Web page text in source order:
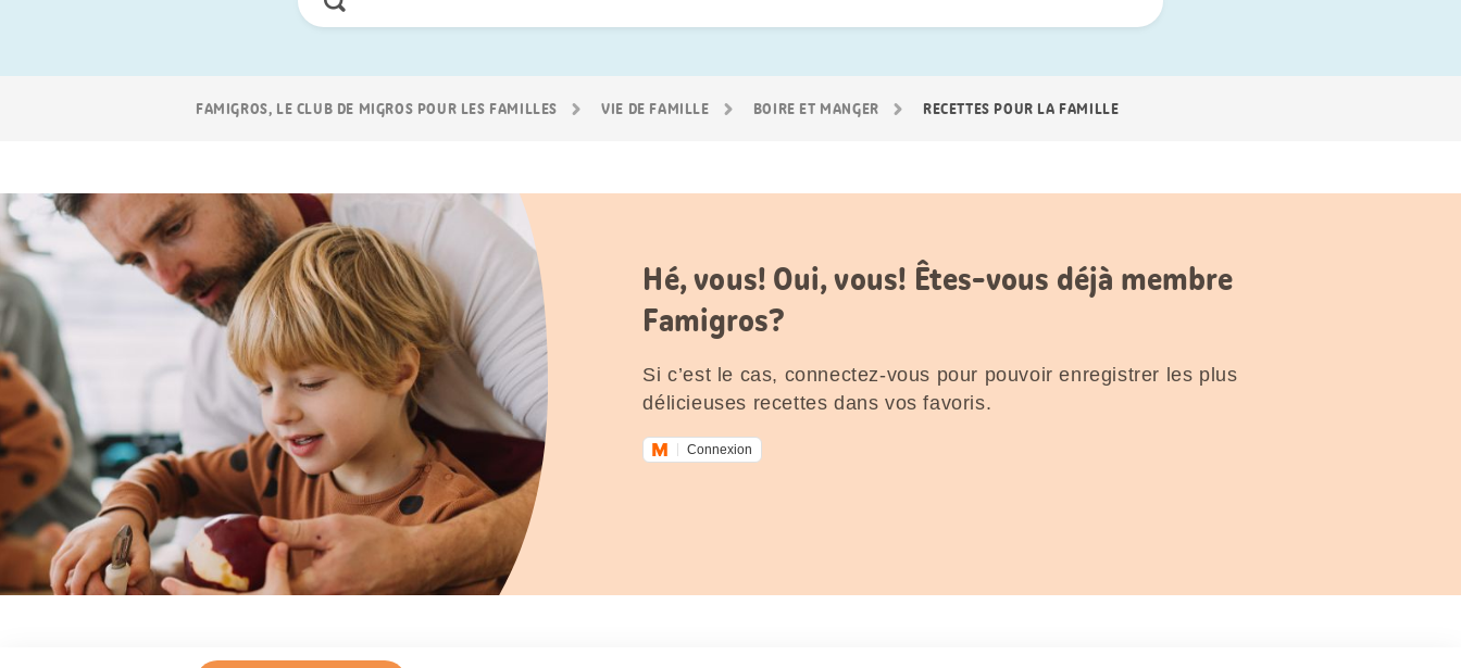
Chercher
FAMIGROS, LE CLUB DE MIGROS POUR LES FAMILLES VIE DE FAMILLE BOIRE ET MANGER RECETTES POUR LA FAMILLE
Hé, vous! Oui, vous! Êtes-vous déjà membre
Famigros?
Si c’est le cas, connectez-vous pour pouvoir enregistrer les plus
délicieuses recettes dans vos favoris.
Connexion